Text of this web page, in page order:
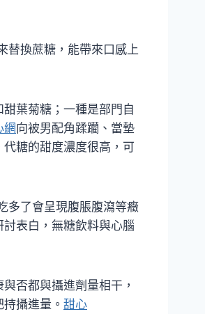
替換蔗糖，能帶來口感上
葉菊糖；一種是部門自
網向被男配角蹂躪、當墊
糖的甜度濃度很高，可
多了會呈現腹脹腹瀉等癥
表白，無糖飲料與心腦
否都與攝進劑量相干，
攝進量。 甜心